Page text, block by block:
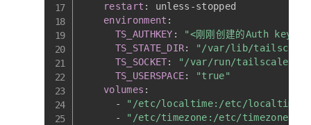
restart : unless -stopped
environment :
TS_AUTHKEY :
"<刚刚创建的Auth key>"
TS_STATE_DIR:
"/var/lib/tailscale"
TS_SOCKET:
"/var/run/tailscale/
TS_USERSPACE:
"true"
volumes :
-
"/etc/localtime:/etc/
-
"/etc/timezone:/etc/timezone:ro"